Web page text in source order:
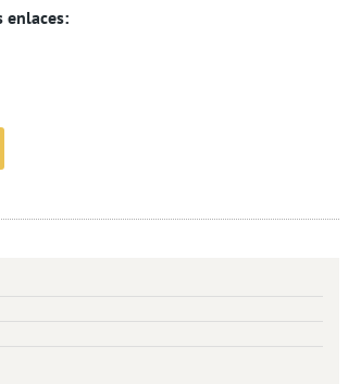
enlaces: